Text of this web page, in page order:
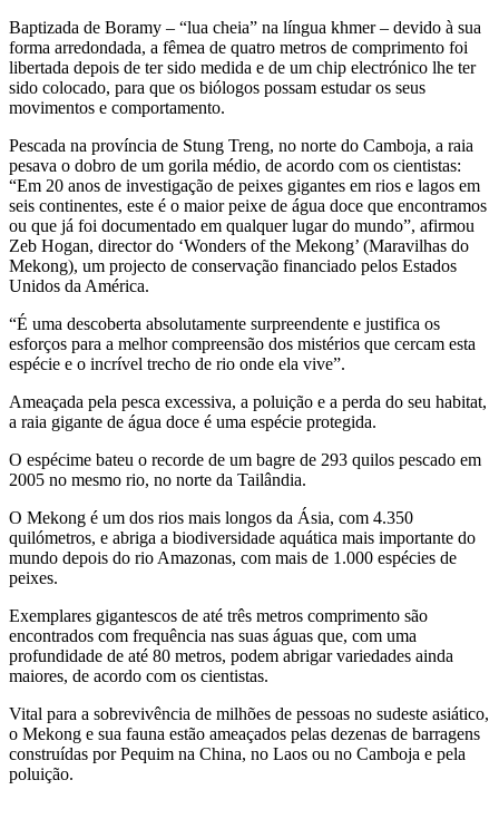
Baptizada de Boramy – “lua cheia” na língua khmer – devido à sua
forma arredondada, a fêmea de quatro metros de comprimento foi
libertada depois de ter sido medida e de um chip electrónico lhe ter
sido colocado, para que os biólogos possam estudar os seus
movimentos e comportamento.
Pescada na província de Stung Treng, no norte do Camboja, a raia
pesava o dobro de um gorila médio, de acordo com os cientistas:
“Em 20 anos de investigação de peixes gigantes em rios e lagos em
seis continentes, este é o maior peixe de água doce que encontramos
ou que já foi documentado em qualquer lugar do mundo”, afirmou
Zeb Hogan, director do ‘Wonders of the Mekong’ (Maravilhas do
Mekong), um projecto de conservação financiado pelos Estados
Unidos da América.
“É uma descoberta absolutamente surpreendente e justifica os
esforços para a melhor compreensão dos mistérios que cercam esta
espécie e o incrível trecho de rio onde ela vive”.
Ameaçada pela pesca excessiva, a poluição e a perda do seu habitat,
a raia gigante de água doce é uma espécie protegida.
O espécime bateu o recorde de um bagre de 293 quilos pescado em
2005 no mesmo rio, no norte da Tailândia.
O Mekong é um dos rios mais longos da Ásia, com 4.350
quilómetros, e abriga a biodiversidade aquática mais importante do
mundo depois do rio Amazonas, com mais de 1.000 espécies de
peixes.
Exemplares gigantescos de até três metros comprimento são
encontrados com frequência nas suas águas que, com uma
profundidade de até 80 metros, podem abrigar variedades ainda
maiores, de acordo com os cientistas.
Vital para a sobrevivência de milhões de pessoas no sudeste asiático,
o Mekong e sua fauna estão ameaçados pelas dezenas de barragens
construídas por Pequim na China, no Laos ou no Camboja e pela
poluição.